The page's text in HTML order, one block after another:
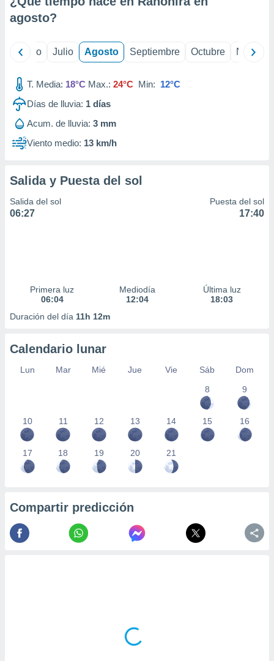
e
publicidad
publicidad
de
agosto?
Junio Julio Agosto Septiembre Octubre
T. Media: 18°C Max.: 24°C Min: 12°C
Días de lluvia: 1 días
Acum. de lluvia: 3 mm
Viento medio: 13 km/h
Salida y Puesta del sol
Salida del sol
06:27
Puesta del sol
17:40
Primera luz
06:04
Mediodía
12:04
Última luz
18:03
Duración del día 11h 12m
Calendario lunar
Lun Mar Mié Jue Vie Sáb
Dom
8
9
10 11 12 13 14 15 16
17 18 19 20 21
Compartir predicción